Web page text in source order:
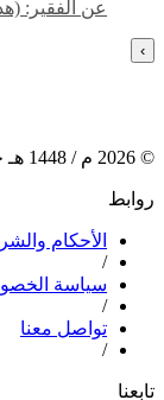
عن الفقير:
›
©
2026 م / 1448 هـ
روابط
الأحكام
/
سياسة
/
تواصل معنا
/
تابعنا